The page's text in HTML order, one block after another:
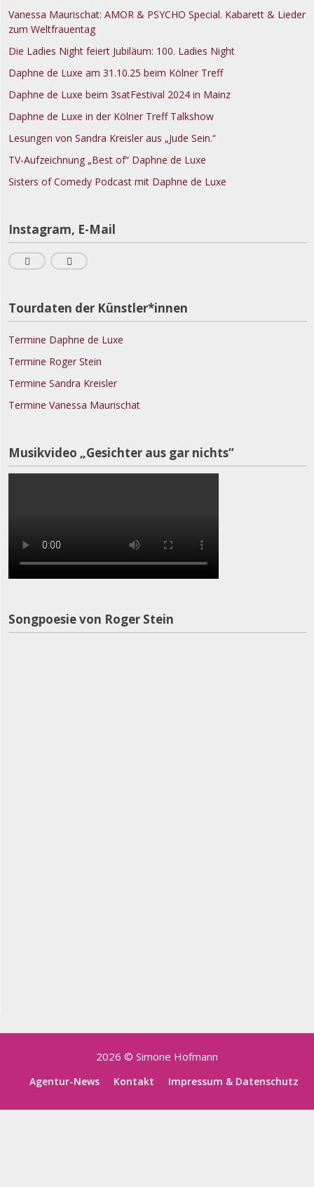
Vanessa Maurischat: AMOR & PSYCHO Special. Kabarett & Lieder
zum Weltfrauentag
Die Ladies Night feiert Jubiläum: 100. Ladies Night
Daphne de Luxe am 31.10.25 beim Kölner Treff
Daphne de Luxe beim 3satFestival 2024 in Mainz
Daphne de Luxe in der Kölner Treff Talkshow
Lesungen von Sandra Kreisler aus „Jude Sein.“
TV-Aufzeichnung „Best of“ Daphne de Luxe
Sisters of Comedy Podcast mit Daphne de Luxe
Instagram, E-Mail
Tourdaten der Künstler*innen
Termine Daphne de Luxe
Termine Roger Stein
Termine Sandra Kreisler
Termine Vanessa Maurischat
Musikvideo „Gesichter aus gar nichts“
Songpoesie von Roger Stein
2026 © Simone Hofmann
Agentur-News Kontakt Impressum & Datenschutz